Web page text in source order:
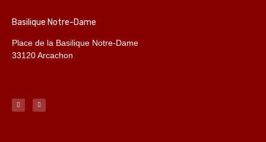
Basilique Notre-Dame
Place de la Basilique Notre-Dame
33120 Arcachon